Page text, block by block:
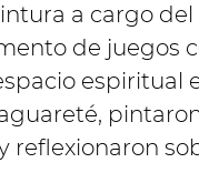
a cargo
de juegos
espiritual
reflexionaron